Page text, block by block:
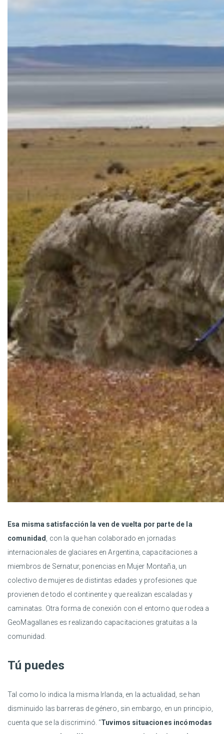
Esa misma satisfacción la ven de vuelta por parte de la
comunidad
, con la que han colaborado en jornadas
internacionales de glaciares en Argentina, capacitaciones a
miembros de Sernatur, ponencias en Mujer Montaña, un
colectivo de mujeres de distintas edades y profesiones que
provienen de todo el continente y que realizan escaladas y
caminatas. Otra forma de conexión con el entorno que rodea a
GeoMagallanes es realizando capacitaciones gratuitas a la
comunidad.
Tú puedes
Tal como lo indica la misma Irlanda, en la actualidad, se han
disminuido las barreras de género, sin embargo, en un principio,
cuenta que se la discriminó. “Tuvimos situaciones incómodas